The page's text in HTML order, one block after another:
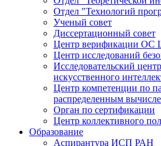
Отдел "Технологий
Ученый совет
Диссертационный совет
Центр верификации ОС
Центр исследований
Исследовательский
искусственного
Центр компетенции по
распределенным
Орган по сертификации
Центр коллективного
Образование
Аспирантура ИСП РАН